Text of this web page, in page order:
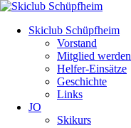
Skiclub Schüpfheim
Vorstand
Mitglied werden
Helfer-Einsätze
Geschichte
Links
JO
Skikurs